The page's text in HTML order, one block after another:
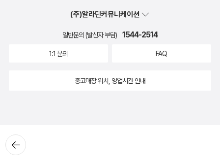
뒤로가
기
(주)알라딘커뮤니케이션
일반문의 (발신자 부담) 1544-2514
1:1 문의 FAQ
중고매장 위치, 영업시간 안내